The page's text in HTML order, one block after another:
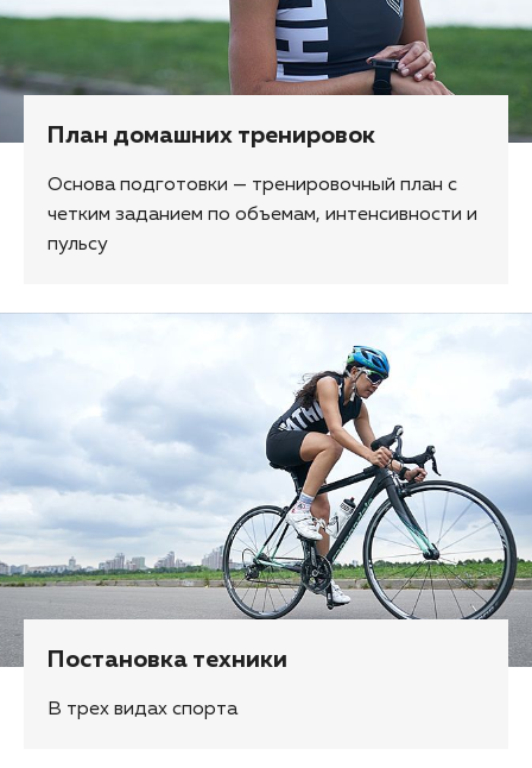
План домашних тренировок
Основа подготовки — тренировочный план с
четким заданием по объемам, интенсивности и
пульсу
Постановка техники
В трех видах спорта